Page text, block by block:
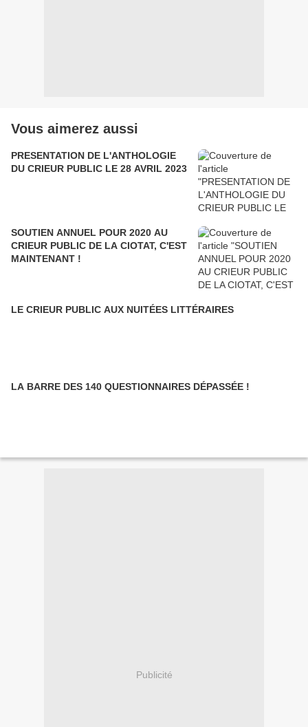
Vous aimerez aussi
PRESENTATION DE L'ANTHOLOGIE
DU CRIEUR PUBLIC LE 28 AVRIL 2023
SOUTIEN ANNUEL POUR 2020 AU
CRIEUR PUBLIC DE LA CIOTAT, C'EST
MAINTENANT !
LE CRIEUR PUBLIC AUX NUITÉES LITTÉRAIRES
LA BARRE DES 140 QUESTIONNAIRES DÉPASSÉE !
Publicité